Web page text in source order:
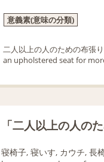
意義素(意味の分類)
二人以上の人のための布張
an upholstered seat for
「二人以上の人の
寝椅子, 寝いす, カウチ, 長